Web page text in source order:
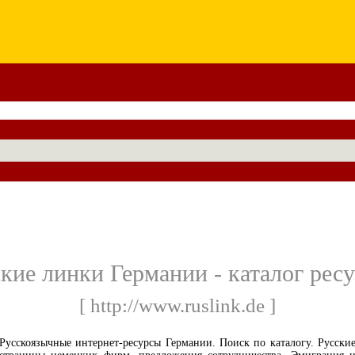
линки Германии - каталог
[ http://www.ruslink.de ]
Русскоязычные интернет-ресурсы Германии. Поиск по каталогу. Русские